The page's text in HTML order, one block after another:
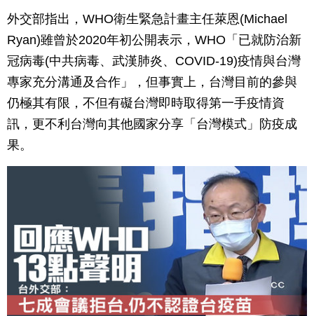
外交部指出，WHO衛生緊急計畫主任萊恩(Michael
Ryan)雖曾於2020年初公開表示，WHO「已就防治新
冠病毒(中共病毒、武漢肺炎、COVID-19)疫情與台灣
專家充分溝通及合作」，但事實上，台灣目前的參與
仍極其有限，不但有礙台灣即時取得第一手疫情資
訊，更不利台灣向其他國家分享「台灣模式」防疫成
果。